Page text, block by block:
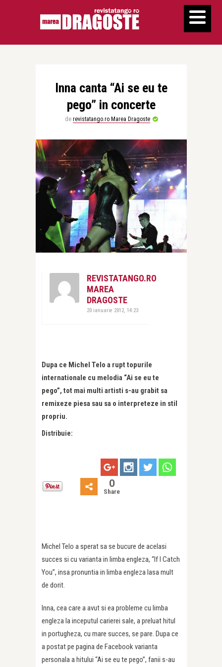
Inna canta “Ai se eu te
pego” in concerte
de revistatango.ro Marea Dragoste
REVISTATANGO.RO
MAREA
DRAGOSTE
20 ianuarie 2012, 14:23
Dupa ce Michel Telo a rupt topurile
internationale cu melodia “Ai se eu te
pego”, tot mai multi artisti s-au grabit sa
remixeze piesa sau sa o interpreteze in stil
propriu.
Distribuie:
0
Share
Michel Telo a sperat sa se bucure de acelasi
succes si cu varianta in limba engleza, “If I Catch
You”, insa pronuntia in limba engleza lasa mult
de dorit.
Inna, cea care a avut si ea probleme cu limba
engleza la inceputul carierei sale, a preluat hitul
in portugheza, cu mare succes, se pare. Dupa ce
a postat pe pagina de Facebook varianta
personala a hitului “Ai se eu te pego”, fanii s-au